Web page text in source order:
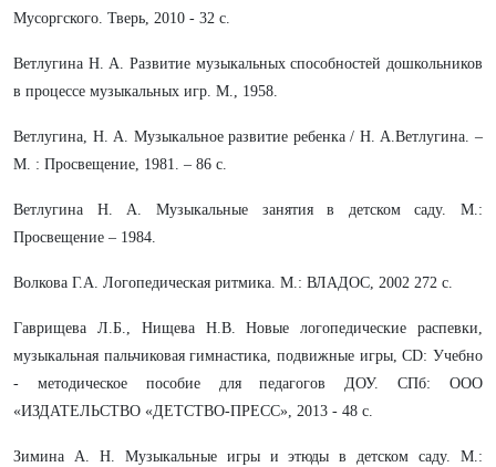
Мусоргского. Тверь, 2010 - 32 с.
Ветлугина Н. А. Развитие музыкальных способностей дошкольников
в процессе музыкальных игр. М., 1958.
Ветлугина, Н. А. Музыкальное развитие ребенка / Н. А.Ветлугина. –
М. : Просвещение, 1981. – 86 с.
Ветлугина Н. А. Музыкальные занятия в детском саду. М.:
Просвещение – 1984.
Волкова Г.А. Логопедическая ритмика. М.: ВЛАДОС, 2002 272 с.
Гаврищева Л.Б., Нищева Н.В. Новые логопедические распевки,
музыкальная пальчиковая гимнастика, подвижные игры, CD: Учебно
- методическое пособие для педагогов ДОУ. СПб: ООО
«ИЗДАТЕЛЬСТВО «ДЕТСТВО-ПРЕСС», 2013 - 48 с.
Зимина А. Н. Музыкальные игры и этюды в детском саду. М.: